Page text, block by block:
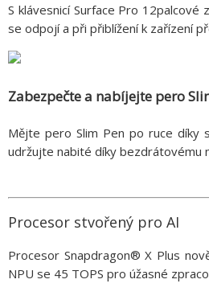
S klávesnicí Surface Pro
se odpojí a při přiblížení k zařízení
Zabezpečte a nabíjejte pero
Mějte pero Slim Pen po ruce díky
udržujte nabité díky bezdrátovému
Procesor stvořený pro AI
Procesor Snapdragon® X Plus
NPU se 45 TOPS pro úžasné